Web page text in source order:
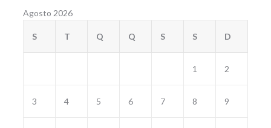
Agosto 2026
S T Q Q S S D
1 2
3 4 5 6 7 8 9